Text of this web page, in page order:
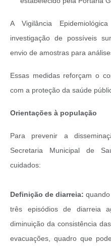
A Vigilância
investigação de possíveis
envio de amostras para
Essas medidas reforçam o
com a proteção da saúde
Orientações à população
Para prevenir a
Secretaria Municipal de
cuidados:
Definição de diarreia:
três episódios de diarreia
diminuição da consistência
evacuações, quadro que